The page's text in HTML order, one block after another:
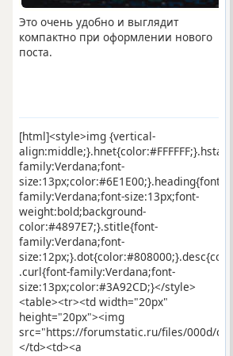
Это очень удобно и выглядит
компактно при оформлении нового
поста.
[html]<style>img {vertical-
family:Verdana;font-
size:13px;color:#6E1E00;}.heading{font-
family:Verdana;font-size:13px;font-
weight:bold;background-
color:#4897E7;}.stitle{font-
family:Verdana;font-
.curl{font-family:Verdana;font-
size:13px;color:#3A92CD;}</style>
<table><tr><td width="20px"
height="20px"><img
src="https://forumstatic.ru/files/000d/
</td><td><a